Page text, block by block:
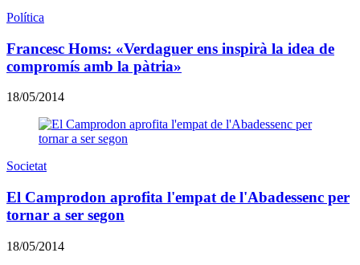
Política
Francesc Homs: «Verdaguer ens inspirà la idea de
compromís amb la pàtria»
18/05/2014
Societat
El Camprodon aprofita l'empat de l'Abadessenc per
tornar a ser segon
18/05/2014